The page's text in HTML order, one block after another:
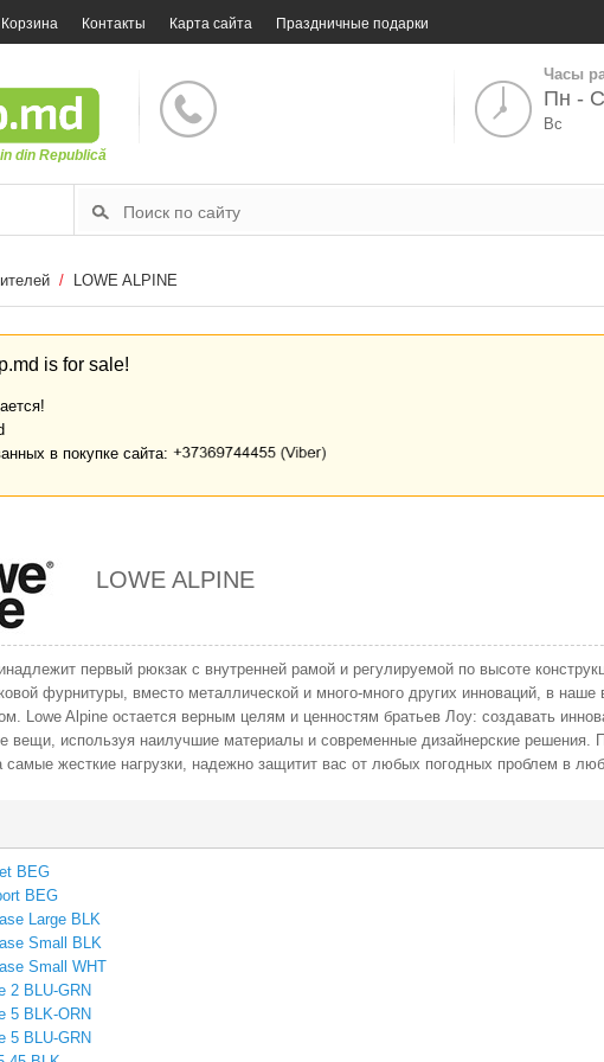
Корзина Контакты Карта сайта Праздничные подарки
din Republică
Часы
Пн -
Вс
/ LOWE ALPINE
is for sale!
в покупке сайта:
LOWE ALPINE
первый рюкзак с внутренней рамой и регулируемой по высоте
фурнитуры, вместо металлической и много-много других инноваций, в наше
Lowe Alpine остается верным целям и ценностям братьев Лоу: создавать
вещи, используя наилучшие материалы и современные дизайнерские решения.
самые жесткие нагрузки, надежно защитит вас от любых погодных проблем в
BEG
BEG
Large BLK
Small BLK
Small WHT
2 BLU-GRN
5 BLK-ORN
5 BLU-GRN